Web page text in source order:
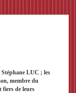
Stéphane LUC ; les
membre du
fiers de leurs